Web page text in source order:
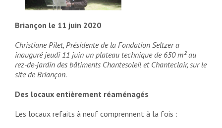
Briançon le 11 juin 2020
Christiane Pilet, Présidente de la Fondation Seltzer a
inauguré jeudi 11 juin un plateau technique de 650 m² au
rez-de-jardin des bâtiments Chantesoleil et Chanteclair, sur le
site de Briançon.
Des locaux entièrement réaménagés
Les locaux refaits à neuf comprennent à la fois :